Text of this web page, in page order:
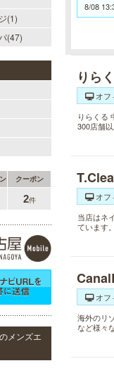
(1)
(47)
クーポン
2件
メンズエ
8/08
りら
オフ
りらくる
300店舗
オフ
当店はネ
ています
オフ
海外のリ
など様々